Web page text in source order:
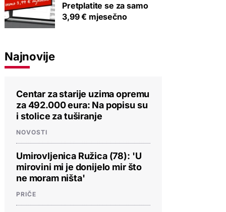
Pretplatite se za samo
3,99 € mjesečno
Najnovije
Centar za starije uzima opremu
za 492.000 eura: Na popisu su
i stolice za tuširanje
NOVOSTI
Umirovljenica Ružica (78): 'U
mirovini mi je donijelo mir što
ne moram ništa'
PRIČE